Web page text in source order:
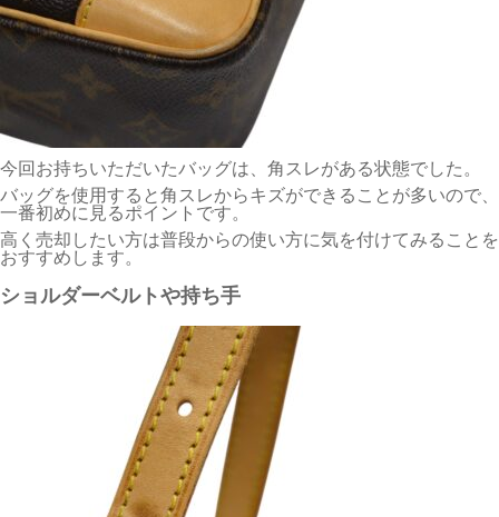
今回お持ちいただいたバッグは、角スレがある状態でした。
バッグを使用すると角スレからキズができることが多いので、
一番初めに見るポイントです。
高く売却したい方は普段からの使い方に気を付けてみることを
おすすめします。
ショルダーベルトや持ち手